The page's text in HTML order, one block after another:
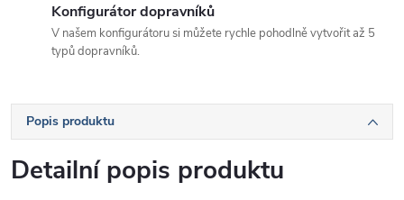
Konfigurátor dopravníků
V našem konfigurátoru si můžete rychle pohodlně vytvořit až 5
typů dopravníků.
Popis produktu
Detailní popis produktu